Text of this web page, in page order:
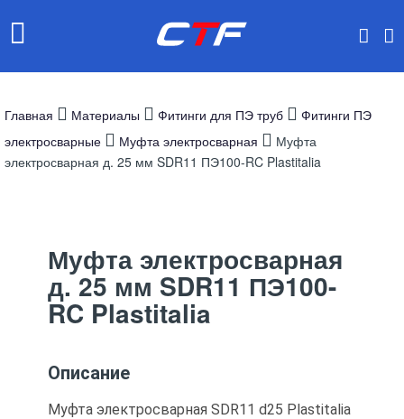
Главная Материалы Фитинги для ПЭ труб
Фитинги ПЭ
электросварные
Муфта электросварная
Муфта
электросварная д. 25 мм SDR11 ПЭ100-RC Plastitalia
Муфта электросварная
д. 25 мм SDR11 ПЭ100-
RC Plastitalia
Описание
Муфта электросварная SDR11 d25 Plastitalia